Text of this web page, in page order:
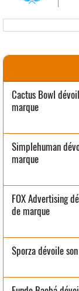
Cactus Bowl
marque
Simplehuman
marque
FOX Advertising
de marque
Sporza dévoile